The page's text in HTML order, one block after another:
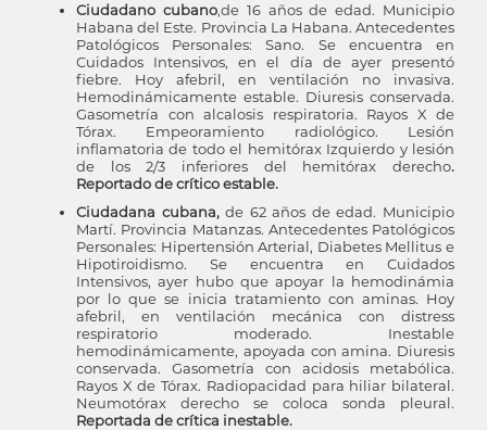
Ciudadano cubano,de 16 años de edad. Municipio
Habana del Este. Provincia La Habana. Antecedentes
Patológicos Personales: Sano. Se encuentra en
Cuidados Intensivos, en el día de ayer presentó
fiebre. Hoy afebril, en ventilación no invasiva.
Hemodinámicamente estable. Diuresis conservada.
Gasometría con alcalosis respiratoria. Rayos X de
Tórax. Empeoramiento radiológico. Lesión
inflamatoria de todo el hemitórax Izquierdo y lesión
de los 2/3 inferiores del hemitórax derecho.
Reportado de crítico estable.
Ciudadana cubana,de 62 años de edad. Municipio
Martí. Provincia Matanzas. Antecedentes Patológicos
Personales: Hipertensión Arterial, Diabetes Mellitus e
Hipotiroidismo. Se encuentra en Cuidados
Intensivos, ayer hubo que apoyar la hemodinámia
por lo que se inicia tratamiento con aminas. Hoy
afebril, en ventilación mecánica con distress
respiratorio moderado. Inestable
hemodinámicamente, apoyada con amina. Diuresis
conservada. Gasometría con acidosis metabólica.
Rayos X de Tórax. Radiopacidad para hiliar bilateral.
Neumotórax derecho se coloca sonda pleural.
Reportada de crítica inestable.